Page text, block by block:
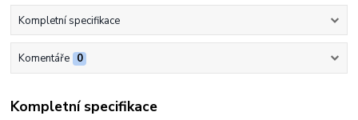
Kompletní specifikace
Komentáře 0
Kompletní specifikace